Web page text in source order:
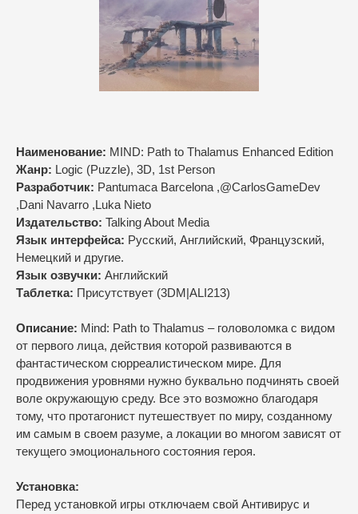
Наименование: MIND: Path to Thalamus Enhanced Edition
Жанр: Logic (Puzzle), 3D, 1st Person
Разработчик: Pantumaca Barcelona ,@CarlosGameDev
,Dani Navarro ,Luka Nieto
Издательство: Talking About Media
Язык интерфейса: Русский, Английский, Французский,
Немецкий и другие.
Язык озвучки: Английский
Таблетка: Присутствует (3DM|ALI213)
Описание: Mind: Path to Thalamus – головоломка с видом
от первого лица, действия которой развиваются в
фантастическом сюрреалистическом мире. Для
продвижения уровнями нужно буквально подчинять своей
воле окружающую среду. Все это возможно благодаря
тому, что протагонист путешествует по миру, созданному
им самым в своем разуме, а локации во многом зависят от
текущего эмоционального состояния героя.
Установка:
Перед установкой игры отключаем свой Антивирус и